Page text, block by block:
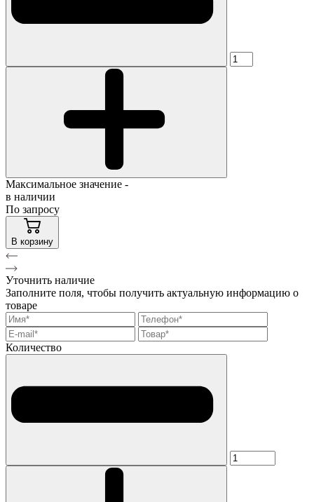
Максимальное значение -
в наличии
По запросу
В корзину
Уточнить наличие
Заполните поля, чтобы получить актуальную информацию о
товаре
Количество